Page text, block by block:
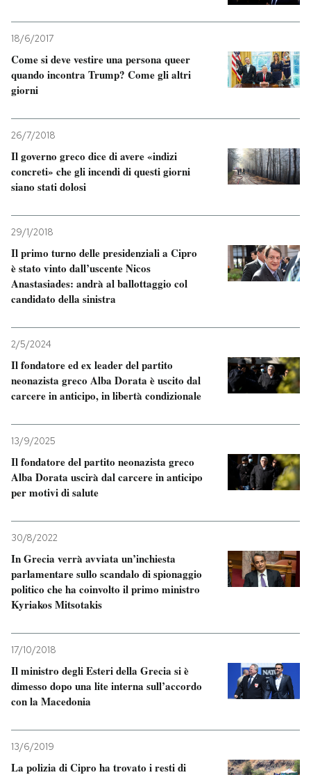
AREA PERSONALE
18/6/2017
Come si deve vestire una persona queer
quando incontra Trump? Come gli altri
giorni
26/7/2018
Il governo greco dice di avere «indizi
concreti» che gli incendi di questi giorni
siano stati dolosi
29/1/2018
Il primo turno delle presidenziali a Cipro
è stato vinto dall’uscente Nicos
Anastasiades: andrà al ballottaggio col
candidato della sinistra
2/5/2024
Il fondatore ed ex leader del partito
neonazista greco Alba Dorata è uscito dal
carcere in anticipo, in libertà condizionale
13/9/2025
Il fondatore del partito neonazista greco
Alba Dorata uscirà dal carcere in anticipo
per motivi di salute
30/8/2022
In Grecia verrà avviata un’inchiesta
parlamentare sullo scandalo di spionaggio
politico che ha coinvolto il primo ministro
Kyriakos Mitsotakis
17/10/2018
Il ministro degli Esteri della Grecia si è
dimesso dopo una lite interna sull’accordo
con la Macedonia
13/6/2019
La polizia di Cipro ha trovato i resti di